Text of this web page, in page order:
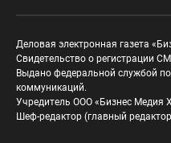
Деловая электронная газета
Свидетельство о регистрации
Выдано федеральной службой
коммуникаций.
Учредитель ООО «Бизнес Медия
Шеф-редактор (главный